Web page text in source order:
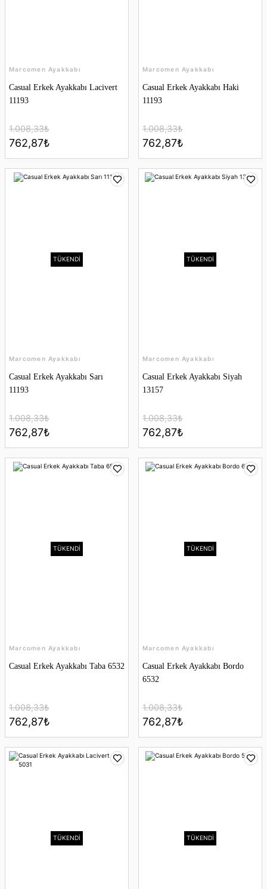
Marcomen Ayakkabı
Casual Erkek Ayakkabı Lacivert
11193
762,87₺
1.008,33₺
Marcomen Ayakkabı
Casual Erkek Ayakkabı Haki
11193
762,87₺
1.008,33₺
TÜKENDİ
Marcomen Ayakkabı
Casual Erkek Ayakkabı Sarı
11193
762,87₺
1.008,33₺
TÜKENDİ
Marcomen Ayakkabı
Casual Erkek Ayakkabı Siyah
13157
762,87₺
1.008,33₺
TÜKENDİ
Marcomen Ayakkabı
Casual Erkek Ayakkabı Taba 6532
762,87₺
1.008,33₺
TÜKENDİ
Marcomen Ayakkabı
Casual Erkek Ayakkabı Bordo
6532
762,87₺
1.008,33₺
TÜKENDİ TÜKENDİ